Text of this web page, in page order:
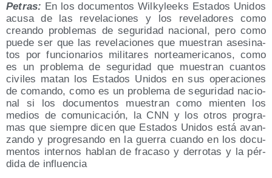
Petras: En los docu­men­tos Wilky­leeks Esta­dos Uni­dos
acu­sa de las reve­la­cio­nes y los reve­la­do­res como
crean­do pro­ble­mas de segu­ri­dad nacio­nal, pero como
pue­de ser que las reve­la­cio­nes que mues­tran ase­si­na­
tos por fun­cio­na­rios mili­ta­res nor­te­ame­ri­ca­nos, como
es un pro­ble­ma de segu­ri­dad que mues­tran cuan­tos
civi­les matan los Esta­dos Uni­dos en sus ope­ra­cio­nes
de coman­do, como es un pro­ble­ma de segu­ri­dad nacio­
nal si los docu­men­tos mues­tran como mien­ten los
medios de comu­ni­ca­ción, la CNN y los otros pro­gra­
mas que siem­pre dicen que Esta­dos Uni­dos está avan­
zan­do y pro­gre­san­do en la gue­rra cuan­do en los docu­
men­tos inter­nos hablan de fra­ca­so y derro­tas y la pér­
di­da de influencia